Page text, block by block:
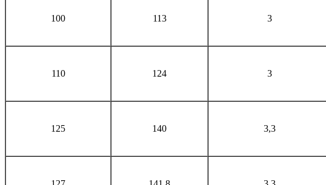
100 113 3
110 124 3
125 140 3,3